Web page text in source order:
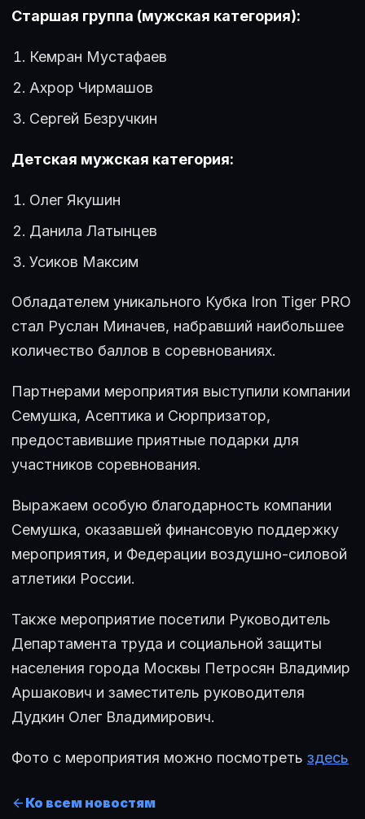
Старшая группа (мужская категория):
Кемран Мустафаев
Ахрор Чирмашов
Сергей Безручкин
Детская мужская категория:
Олег Якушин
Данила Латынцев
Усиков Максим
Обладателем уникального Кубка Iron Tiger PRO
стал Руслан Миначев, набравший наибольшее
количество баллов в соревнованиях.
Партнерами мероприятия выступили компании
Семушка, Асептика и Сюрпризатор,
предоставившие приятные подарки для
участников соревнования.
Выражаем особую благодарность компании
Семушка, оказавшей финансовую поддержку
мероприятия, и Федерации воздушно-силовой
атлетики России.
Также мероприятие посетили Руководитель
Департамента труда и социальной защиты
населения города Москвы Петросян Владимир
Аршакович и заместитель руководителя
Дудкин Олег Владимирович.
Фото с мероприятия можно посмотреть здесь
Ко всем новостям